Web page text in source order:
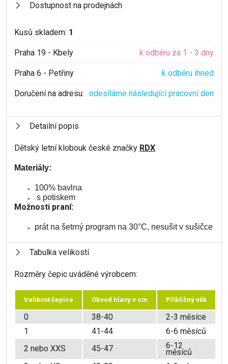
Dostupnost na prodejnách
Kusů skladem: 1
Praha 19 - Kbely k odběru za 1 - 3 dny
Praha 6 - Petřiny k odběru ihned
Doručení na adresu: odesíláme následující pracovní den
Detailní popis
Dětský letní klobouk české značky RDX
Materiály:
100% bavlna
s potiskem
Možnosti praní:
prát na šetrný program na 30°C, nesušit v sušičce
Tabulka velikostí
Rozměry čepic uváděné výrobcem:
Velikost čepice Obvod hlavy v cm Přibližný věk
0 38-40
2-3 měsíce
1
41-44
6-6 měsíců
2 nebo XXS
45-47 6-12
měsíců